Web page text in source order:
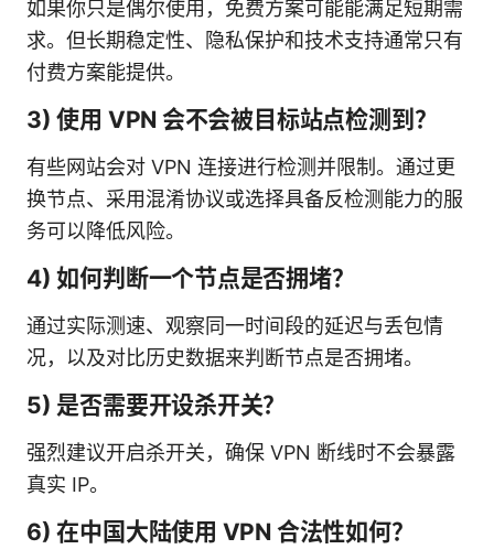
如果你只是偶尔使用，免费方案可能能满足短期需
求。但长期稳定性、隐私保护和技术支持通常只有
付费方案能提供。
3) 使用 VPN 会不会被目标站点检测到？
有些网站会对 VPN 连接进行检测并限制。通过更
换节点、采用混淆协议或选择具备反检测能力的服
务可以降低风险。
4) 如何判断一个节点是否拥堵？
通过实际测速、观察同一时间段的延迟与丢包情
况，以及对比历史数据来判断节点是否拥堵。
5) 是否需要开设杀开关？
强烈建议开启杀开关，确保 VPN 断线时不会暴露
真实 IP。
6) 在中国大陆使用 VPN 合法性如何？